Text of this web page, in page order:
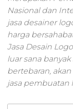
Nasional dan
jasa desainer
harga
Jasa Desain
luar sana
bertebaran,
jasa pembuatan